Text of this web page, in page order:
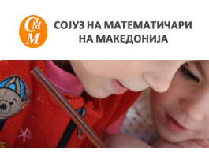
content
информации
поврзани
со
работата
на